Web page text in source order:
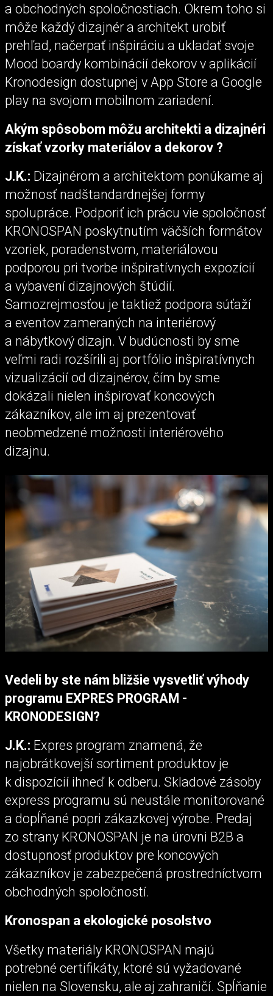
a obchodných spoločnostiach. Okrem toho si
môže každý dizajnér a architekt urobiť
prehľad, načerpať inšpiráciu a ukladať svoje
Mood boardy kombinácií dekorov v aplikácií
Kronodesign dostupnej v App Store a Google
play na svojom mobilnom zariadení.
Akým spôsobom môžu architekti a dizajnéri
získať vzorky materiálov a dekorov ?
J.K.: Dizajnérom a architektom ponúkame aj
možnosť nadštandardnejšej formy
spolupráce. Podporiť ich prácu vie spoločnosť
KRONOSPAN poskytnutím väčších formátov
vzoriek, poradenstvom, materiálovou
podporou pri tvorbe inšpiratívnych expozícií
a vybavení dizajnových štúdií.
Samozrejmosťou je taktiež podpora súťaží
a eventov zameraných na interiérový
a nábytkový dizajn. V budúcnosti by sme
veľmi radi rozšírili aj portfólio inšpiratívnych
vizualizácií od dizajnérov, čím by sme
dokázali nielen inšpirovať koncových
zákazníkov, ale im aj prezentovať
neobmedzené možnosti interiérového
dizajnu.
Vedeli by ste nám bližšie vysvetliť výhody
programu EXPRES PROGRAM -
KRONODESIGN?
J.K.: Expres program znamená, že
najobrátkovejší sortiment produktov je
k dispozícií ihneď k odberu. Skladové zásoby
express programu sú neustále monitorované
a dopĺňané popri zákazkovej výrobe. Predaj
zo strany KRONOSPAN je na úrovni B2B a
dostupnosť produktov pre koncových
zákazníkov je zabezpečená prostredníctvom
obchodných spoločností.
Kronospan a ekologické posolstvo
Všetky materiály KRONOSPAN majú
potrebné certifikáty, ktoré sú vyžadované
nielen na Slovensku, ale aj zahraničí. Spĺňanie